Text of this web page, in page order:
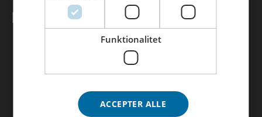
KUNDESERVICE
Flytteguiden
Tilmeld betalingsservice
Tilmeld e-boks
Funktionalitet
ACCEPTER ALLE